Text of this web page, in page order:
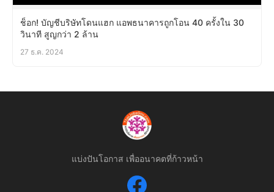
ช็อก! บัญชีบริษัทโดนแฮก แอพธนาคารถูกโอน 40 ครั้งใน 30
วินาที สูญกว่า 2 ล้าน
27 ธ.ค. 2024
แบ่งปันโอกาส เพื่ออนาคตที่ก้าวหน้า